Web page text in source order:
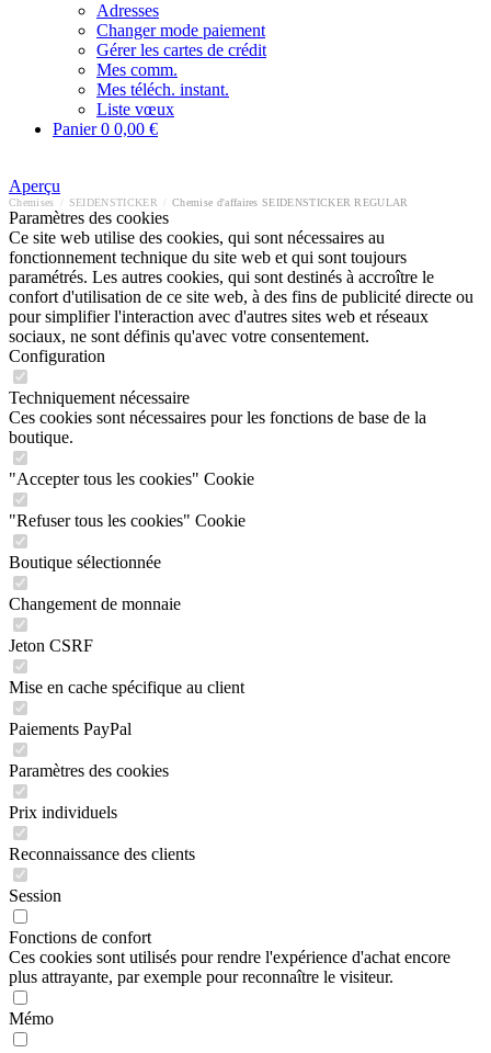
Adresses
Changer mode paiement
Gérer les cartes de crédit
Mes comm.
Mes téléch. instant.
Liste vœux
Panier0 0,00 €
Aperçu
Chemises SEIDENSTICKER Chemise d'affaires SEIDENSTICKER REGULAR
Paramètres des cookies
Ce site web utilise des cookies, qui sont nécessaires au
fonctionnement technique du site web et qui sont toujours
paramétrés. Les autres cookies, qui sont destinés à accroître le
confort d'utilisation de ce site web, à des fins de publicité directe ou
pour simplifier l'interaction avec d'autres sites web et réseaux
sociaux, ne sont définis qu'avec votre consentement.
Configuration
Techniquement nécessaire
Ces cookies sont nécessaires pour les fonctions de base de la
boutique.
"Accepter tous les cookies" Cookie
"Refuser tous les cookies" Cookie
Boutique sélectionnée
Changement de monnaie
Jeton CSRF
Mise en cache spécifique au client
Paiements PayPal
Paramètres des cookies
Prix individuels
Reconnaissance des clients
Session
Fonctions de confort
Ces cookies sont utilisés pour rendre l'expérience d'achat encore
plus attrayante, par exemple pour reconnaître le visiteur.
Mémo